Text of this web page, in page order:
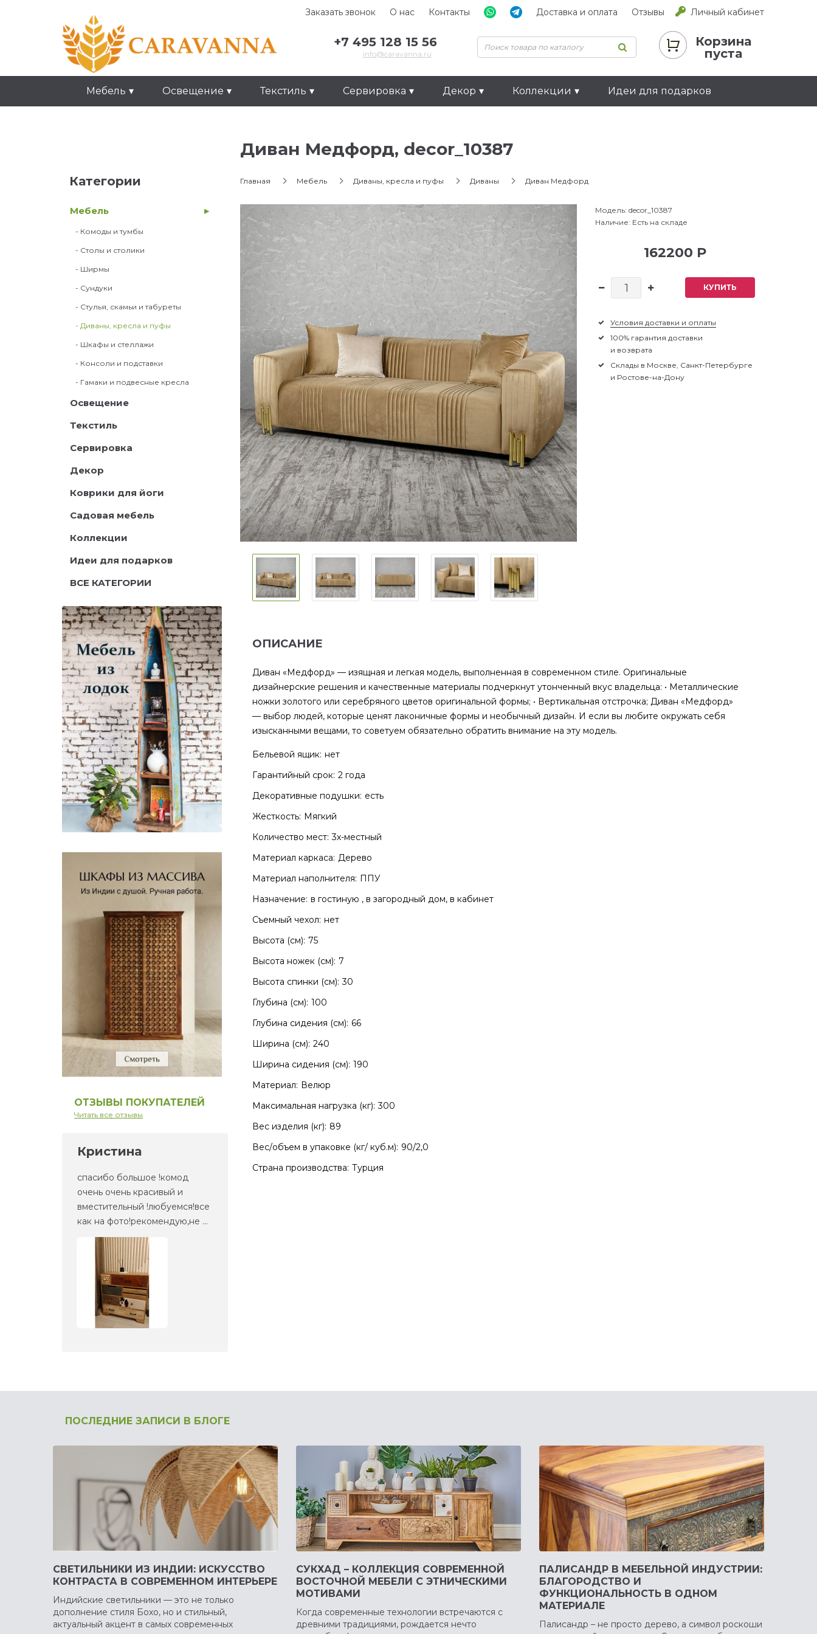
Заказать звонок О нас Контакты Доставка и оплата Отзывы Личный кабинет
+7 495 128 15 56
info@caravanna.ru
Корзина
пуста
Мебель Освещение Текстиль Сервировка Декор Коллекции Идеи для подарков
Категории
Мебель
- Комоды и тумбы
- Столы и столики
- Ширмы
- Сундуки
- Стулья, скамьи и табуреты
- Диваны, кресла и пуфы
- Шкафы и стеллажи
- Консоли и подставки
- Гамаки и подвесные кресла
Освещение
Текстиль
Сервировка
Декор
Коврики для йоги
Садовая мебель
Коллекции
Идеи для подарков
ВСЕ КАТЕГОРИИ
ОТЗЫВЫ ПОКУПАТЕЛЕЙ
Читать все отзывы
Кристина
спасибо большое !комод
очень очень красивый и
вместительный !любуемся!все
как на фото!рекомендую,не ...
Елена
Диван Медфорд, decor_10387
Главная Мебель Диваны, кресла и пуфы Диваны Диван Медфорд
Модель:decor_10387
Наличие: Есть на складе
162200 Р
КУПИТЬ
Условия доставки и оплаты
100% гарантия доставки
и возврата
Склады в Москве, Санкт-Петербурге
и Ростове-на-Дону
ОПИСАНИЕ
Диван «Медфорд» — изящная и легкая модель, выполненная в современном стиле. Оригинальные
дизайнерские решения и качественные материалы подчеркнут утонченный вкус владельца: • Металлические
ножки золотого или серебряного цветов оригинальной формы; • Вертикальная отстрочка; Диван «Медфорд»
— выбор людей, которые ценят лаконичные формы и необычный дизайн. И если вы любите окружать себя
изысканными вещами, то советуем обязательно обратить внимание на эту модель.
Бельевой ящик: нет
Гарантийный срок: 2 года
Декоративные подушки: есть
Жесткость: Мягкий
Количество мест: 3х-местный
Материал каркаса: Дерево
Материал наполнителя: ППУ
Назначение: в гостиную , в загородный дом, в кабинет
Съемный чехол: нет
Высота (см): 75
Высота ножек (см): 7
Высота спинки (см): 30
Глубина (см): 100
Глубина сидения (см): 66
Ширина (см): 240
Ширина сидения (см): 190
Материал: Велюр
Максимальная нагрузка (кг): 300
Вес изделия (кг): 89
Вес/объем в упаковке (кг/ куб.м): 90/2,0
Страна производства: Турция
ПОСЛЕДНИЕ ЗАПИСИ В БЛОГЕ
СВЕТИЛЬНИКИ ИЗ ИНДИИ: ИСКУССТВО
КОНТРАСТА В СОВРЕМЕННОМ ИНТЕРЬЕРЕ
Индийские светильники — это не только
дополнение стиля Бохо, но и стильный,
актуальный акцент в самых современных
СУКХАД – КОЛЛЕКЦИЯ СОВРЕМЕННОЙ
ВОСТОЧНОЙ МЕБЕЛИ С ЭТНИЧЕСКИМИ
МОТИВАМИ
Когда современные технологии встречаются с
древними традициями, рождается нечто
ПАЛИСАНДР В МЕБЕЛЬНОЙ ИНДУСТРИИ:
БЛАГОРОДСТВО И
ФУНКЦИОНАЛЬНОСТЬ В ОДНОМ
МАТЕРИАЛЕ
Палисандр – не просто дерево, а символ роскоши